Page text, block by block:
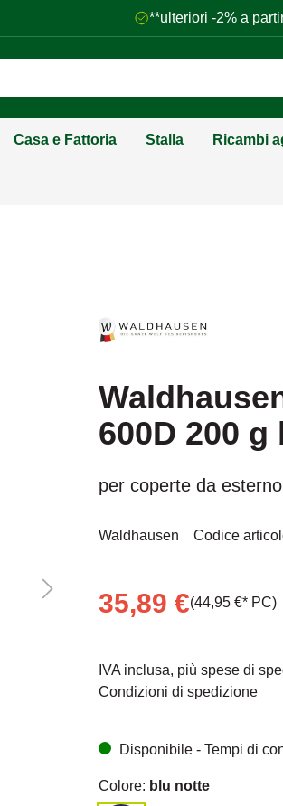
**ulteriori -2% a
Casa e Fattoria Stalla Ricambi
Mit dem Aufruf des Videos
Vimeo übermittelt werden
600D 200
per coperte da
Waldhausen Codice
35,89 €(44,95 €* PC)
IVA inclusa, più spese di
Condizioni di spedizione
Disponibile - Tempi di
Colore: blu notte